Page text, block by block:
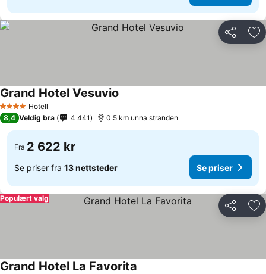
Del
4 StjernerHotell
Grand Hotel Vesuvio
8,4 Veldig bra 4 441 0.5 km unna stranden
Fra 2 622 kr
Se priser fra 13 nettsteder Se priser
Del
Populært valg
Grand Hotel La Favorita